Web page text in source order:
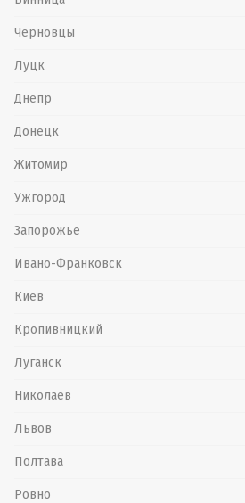
Черновцы
Луцк
Днепр
Донецк
Житомир
Ужгород
Запорожье
Ивано-Франковск
Киев
Кропивницкий
Луганск
Николаев
Львов
Полтава
Ровно